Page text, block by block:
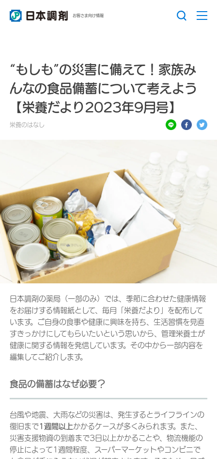
お客さま向け情報
“もしも”の災害に備えて！家族み
んなの食品備蓄について考えよう
【栄養だより2023年9月号】
栄養のはなし
日本調剤の薬局（一部のみ）では、季節に合わせた健康情報
をお届けする情報紙として、毎月「栄養だより」を配布して
います。ご自身の食事や健康に興味を持ち、生活習慣を見直
すきっかけにしてもらいたいという思いから、管理栄養士が
健康に関する情報を発信しています。その中から一部内容を
編集してご紹介します。
食品の備蓄はなぜ必要？
台風や地震、大雨などの災害は、発生するとライフラインの
復旧まで1週間以上かかるケースが多くみられます。また、
災害支援物資の到着まで3日以上かかることや、物流機能の
停止によって1週間程度、スーパーマーケットやコンビニで